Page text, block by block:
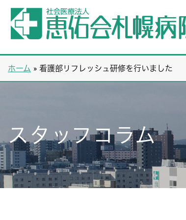
ホーム » 看護部リフレッシュ研修を行いました
スタッフコラム